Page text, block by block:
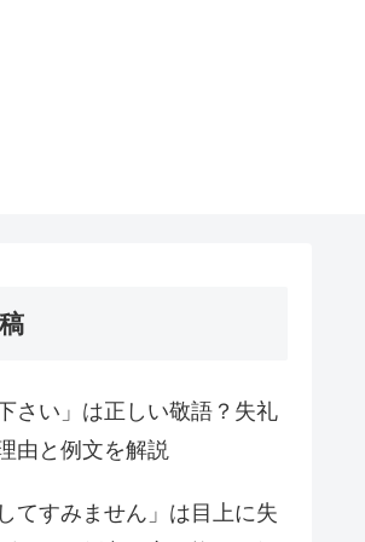
さい」は正しい敬語？失礼
由と例文を解説
てすみません」は目上に失